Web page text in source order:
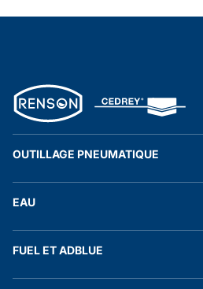
OUTILLAGE PNEUMATIQUE
Accessoires pneumatiques
EAU
Tuyaux
Raccords et autres accessoires
FUEL ET ADBLUE